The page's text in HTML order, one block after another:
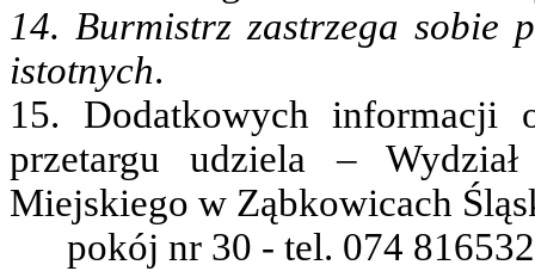
14. Burmistrz zastrzega sobie
istotnych.
15. Dodatkowych informacji
przetargu udziela –
Miejskiego w Ząbkowicach
pokój nr 30 - tel. 074